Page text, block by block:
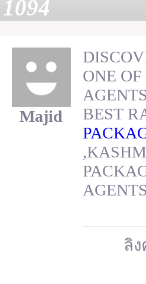
1094
Majid
ONE
BEST
ลิ